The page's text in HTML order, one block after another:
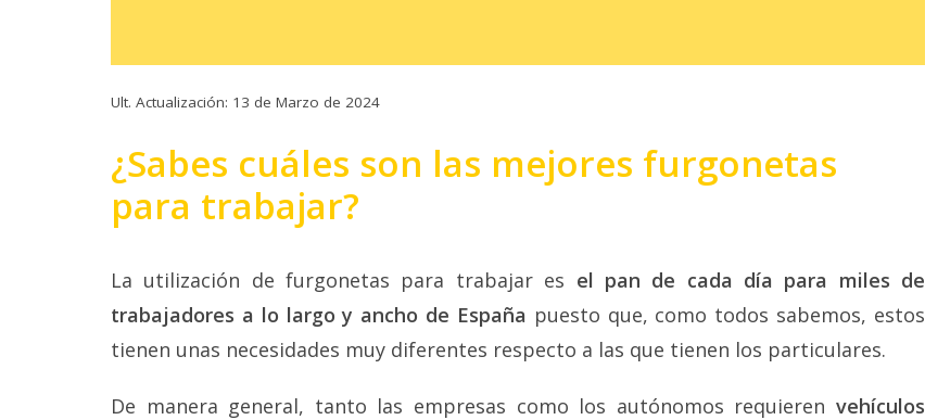
Ult. Actualización: 13 de Marzo de 2024
¿Sabes cuáles son las mejores furgonetas
para trabajar?
La utilización de furgonetas para trabajar es el pan de cada día para miles de
trabajadores a lo largo y ancho de España puesto que, como todos sabemos, estos
tienen unas necesidades muy diferentes respecto a las que tienen los particulares.
De manera general, tanto las empresas como los autónomos requieren vehículos